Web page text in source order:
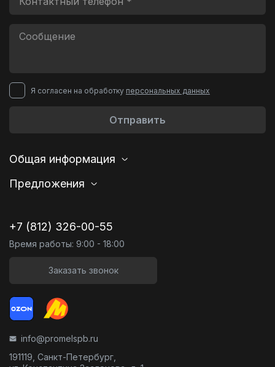
Я согласен на обработку персональных данных
Отправить
Общая информация
Предложения
+7 (812) 326-00-55
Время работы: 9:00 - 18:00
Заказать звонок
info@promelspb.ru
191119, Санкт-Петербург,